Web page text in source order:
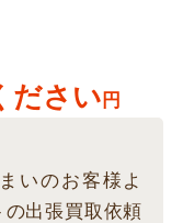
ださい 円
いのお客様よ
出張買取依頼